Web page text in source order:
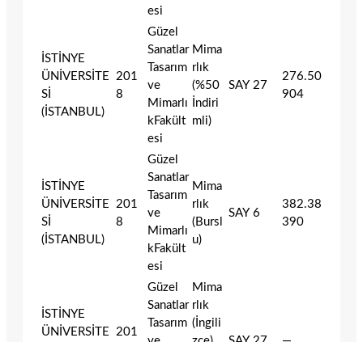
esi
İSTİNYE
ÜNİVERSİTE
Sİ
(İSTANBUL)
201
8
Güzel
Sanatlar
Tasarım
ve
Mimarlı
kFakült
esi
Mima
rlık
(%50
İndiri
mli)
SAY 27
276.50
904
İSTİNYE
ÜNİVERSİTE
Sİ
(İSTANBUL)
201
8
Güzel
Sanatlar
Tasarım
ve
Mimarlı
kFakült
esi
Mima
rlık
(Bursl
u)
SAY 6
382.38
390
İSTİNYE
ÜNİVERSİTE
201
Güzel
Sanatlar
Tasarım
Mima
rlık
(İngili